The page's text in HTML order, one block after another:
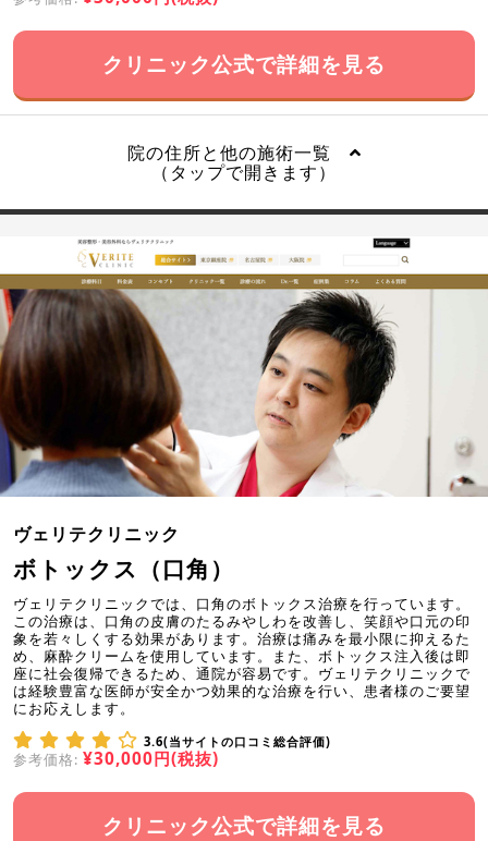
クリニック公式で詳細を見る
院の住所と他の施術一覧
（タップで開きます）
ヴェリテクリニック
ボトックス（口角）
ヴェリテクリニックでは、口角のボトックス治療を行っています。
この治療は、口角の皮膚のたるみやしわを改善し、笑顔や口元の印
象を若々しくする効果があります。治療は痛みを最小限に抑えるた
め、麻酔クリームを使用しています。また、ボトックス注入後は即
座に社会復帰できるため、通院が容易です。ヴェリテクリニックで
は経験豊富な医師が安全かつ効果的な治療を行い、患者様のご要望
にお応えします。
3.6(当サイトの口コミ総合評価)
参考価格: ¥30,000円(税抜)
クリニック公式で詳細を見る